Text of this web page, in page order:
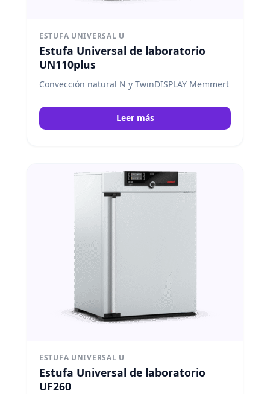
ESTUFA UNIVERSAL U
Estufa Universal de laboratorio
UN110plus
Convección natural N y TwinDISPLAY Memmert
Leer más
ESTUFA UNIVERSAL U
Estufa Universal de laboratorio
UF260